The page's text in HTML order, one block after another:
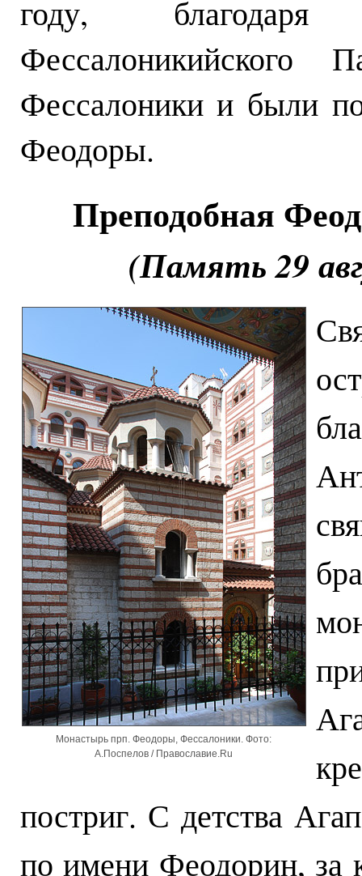
году, благодаря
Фессалоникийского
Фессалоники и были
Феодоры.
Преподобная
(Память 29
Монастырь прп. Феодоры, Фессалоники. Фото:
А.Поспелов / Православие.Ru
постриг. С детства
по имени Феодорин, за